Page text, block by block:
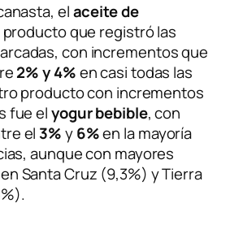
elaceite de
que registró las
con incrementos que
2% y 4%en casi todas las
producto con incrementos
fue elyogur bebible, con
el 3%y6%en la mayoría
aunque con mayores
Santa Cruz (9,3%) y Tierra